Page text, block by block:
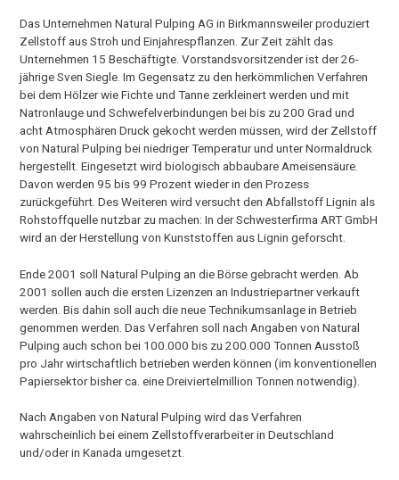
Das Unternehmen Natural Pulping AG in Birkmannsweiler produziert
Zellstoff aus Stroh und Einjahrespflanzen. Zur Zeit zählt das
Unternehmen 15 Beschäftigte. Vorstandsvorsitzender ist der 26-
jährige Sven Siegle. Im Gegensatz zu den herkömmlichen Verfahren
bei dem Hölzer wie Fichte und Tanne zerkleinert werden und mit
Natronlauge und Schwefelverbindungen bei bis zu 200 Grad und
acht Atmosphären Druck gekocht werden müssen, wird der Zellstoff
von Natural Pulping bei niedriger Temperatur und unter Normaldruck
hergestellt. Eingesetzt wird biologisch abbaubare Ameisensäure.
Davon werden 95 bis 99 Prozent wieder in den Prozess
zurückgeführt. Des Weiteren wird versucht den Abfallstoff Lignin als
Rohstoffquelle nutzbar zu machen: In der Schwesterfirma ART GmbH
wird an der Herstellung von Kunststoffen aus Lignin geforscht.
Ende 2001 soll Natural Pulping an die Börse gebracht werden. Ab
2001 sollen auch die ersten Lizenzen an Industriepartner verkauft
werden. Bis dahin soll auch die neue Technikumsanlage in Betrieb
genommen werden. Das Verfahren soll nach Angaben von Natural
Pulping auch schon bei 100.000 bis zu 200.000 Tonnen Ausstoß
pro Jahr wirtschaftlich betrieben werden können (im konventionellen
Papiersektor bisher ca. eine Dreiviertelmillion Tonnen notwendig).
Nach Angaben von Natural Pulping wird das Verfahren
wahrscheinlich bei einem Zellstoffverarbeiter in Deutschland
und/oder in Kanada umgesetzt.